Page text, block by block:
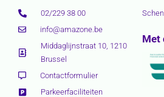
02/229 38 00
info@amazone.be
Middaglijnstraat 10, 1210
Brussel
Contactformulier
Parkeerfaciliteiten
Met